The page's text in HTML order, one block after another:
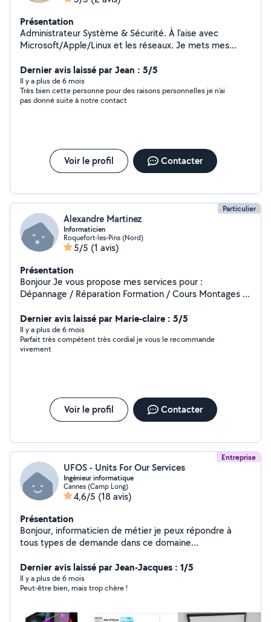
Présentation
Administrateur Système & Sécurité. À l'aise avec
Microsoft/Apple/Linux et les réseaux. Je mets mes
Dernier avis laissé par Jean : 5/5
Il y a plus de 6 mois
Très bien cette personne pour des raisons personnelles je n’ai
pas donné suite à notre contact
Voir le profil Contacter
Particulier
Alexandre Martinez
Informaticien
Roquefort-les-Pins (Nord)
5/5 (1 avis)
Présentation
Bonjour Je vous propose mes services pour :
Dépannage / Réparation Formation / Cours Montages /
plaisir d être là pour vous aidez .
Dernier avis laissé par Marie-claire : 5/5
Il y a plus de 6 mois
Parfait très compétent très cordial je vous le recommande
vivement
Voir le profil Contacter
Entreprise
UFOS - Units For Our Services
Ingénieur informatique
Cannes (Camp Long)
4,6/5 (18 avis)
Présentation
Bonjour, informaticien de métier je peux répondre à
tous types de demande dans ce domaine
j'exerce aussi un peu de manutention en tant que
particulier (montage de meuble, livraison, pose de
parquet, etc.).
Dernier avis laissé par Jean-Jacques : 1/5
Il y a plus de 6 mois
Peut-être bien, mais trop chère !